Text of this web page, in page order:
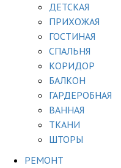
ДЕТСКАЯ
ПРИХОЖАЯ
ГОСТИНАЯ
СПАЛЬНЯ
КОРИДОР
БАЛКОН
ГАРДЕРОБНАЯ
ВАННАЯ
ТКАНИ
ШТОРЫ
РЕМОНТ